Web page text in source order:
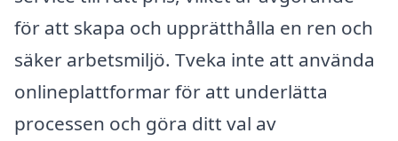
för att skapa och upprätthålla en ren och
säker arbetsmiljö. Tveka inte att använda
onlineplattformar för att underlätta
processen och göra ditt val av